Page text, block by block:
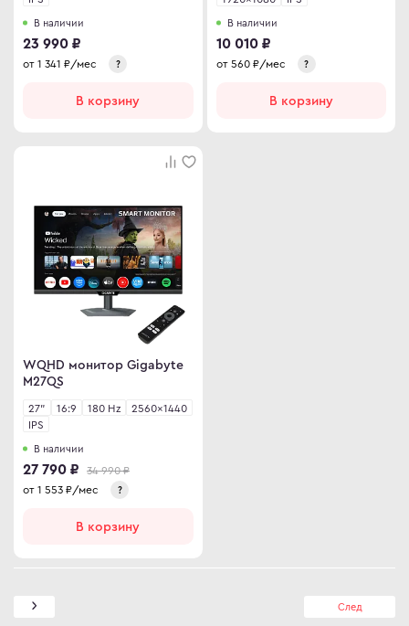
В наличии
23 990 ₽
от 1 341 ₽/мес ?
В корзину
В наличии
10 010 ₽
от 560₽/мес ?
В корзину
WQHD монитор Gigabyte
M27QS
27" 16:9 180 Hz
2560×1440
IPS
В наличии
27 790 ₽
34 990 ₽
от 1 553 ₽/мес ?
В корзину
След